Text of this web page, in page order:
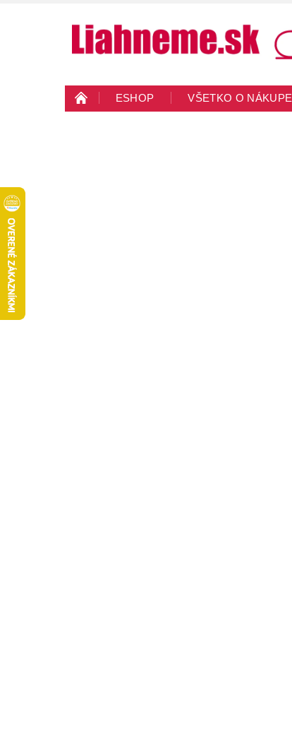
ESHOP VŠETKO O NÁKUPE